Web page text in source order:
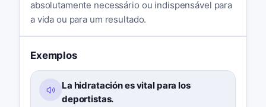
absolutamente necessário ou indispensável para
a vida ou para um resultado.
Exemplos
La hidratación es vital para los
deportistas.